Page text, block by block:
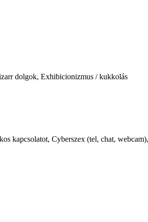
dolgok, Exhibicionizmus / kukkolás
kapcsolatot, Cyberszex (tel, chat,